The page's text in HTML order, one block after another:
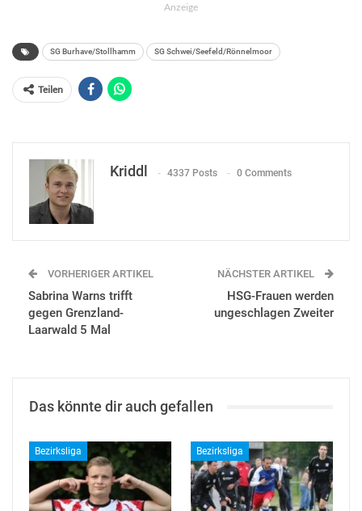
Anzeige
SG Burhave/Stollhamm SG Schwei/Seefeld/Rönnelmoor
Teilen
Kriddl 4337 Posts 0 Comments
VORHERIGER ARTIKEL
Sabrina Warns trifft
gegen Grenzland-
Laarwald 5 Mal
NÄCHSTER ARTIKEL
HSG-Frauen werden
ungeschlagen Zweiter
Das könnte dir auch gefallen
Bezirksliga Bezirksliga